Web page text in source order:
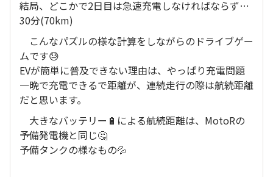
結局、どこかで2日目は急速充電しなければならず…
30分(70km)
こんなパズルの様な計算をしながらのドライブゲー
ムです😓
EVが簡単に普及できない理由は、やっぱり充電問題
一晩で充電できるで距離が、連続走行の際は航続距離
だと思います。
大きなバッテリー🔋による航続距離は、MotoRの
予備発電機と同じ🤔
予備タンクの様なもの💦